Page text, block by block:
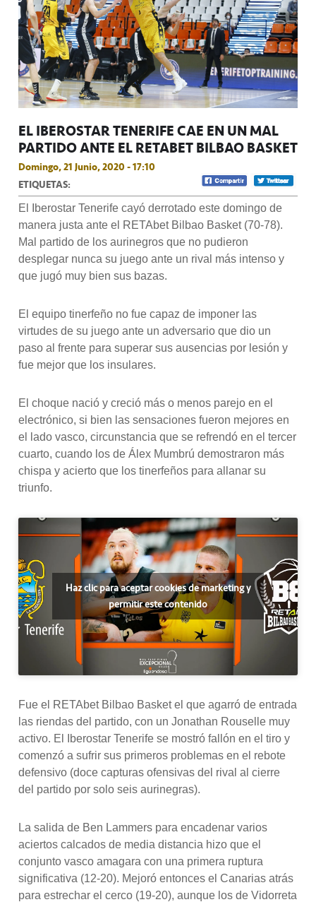
EL IBEROSTAR TENERIFE CAE EN UN MAL
PARTIDO ANTE EL RETABET BILBAO BASKET
Domingo, 21 Junio, 2020 - 17:10
ETIQUETAS:
El Iberostar Tenerife cayó derrotado este domingo de
manera justa ante el RETAbet Bilbao Basket (70-78).
Mal partido de los aurinegros que no pudieron
desplegar nunca su juego ante un rival más intenso y
que jugó muy bien sus bazas.
El equipo tinerfeño no fue capaz de imponer las
virtudes de su juego ante un adversario que dio un
paso al frente para superar sus ausencias por lesión y
fue mejor que los insulares.
El choque nació y creció más o menos parejo en el
electrónico, si bien las sensaciones fueron mejores en
el lado vasco, circunstancia que se refrendó en el tercer
cuarto, cuando los de Álex Mumbrú demostraron más
chispa y acierto que los tinerfeños para allanar su
triunfo.
Haz clic para aceptar cookies de marketing y
permitir este contenido
Fue el RETAbet Bilbao Basket el que agarró de entrada
las riendas del partido, con un Jonathan Rouselle muy
activo. El Iberostar Tenerife se mostró fallón en el tiro y
comenzó a sufrir sus primeros problemas en el rebote
defensivo (doce capturas ofensivas del rival al cierre
del partido por solo seis aurinegras).
La salida de Ben Lammers para encadenar varios
aciertos calcados de media distancia hizo que el
conjunto vasco amagara con una primera ruptura
significativa (12-20). Mejoró entonces el Canarias atrás
para estrechar el cerco (19-20), aunque los de Vidorreta